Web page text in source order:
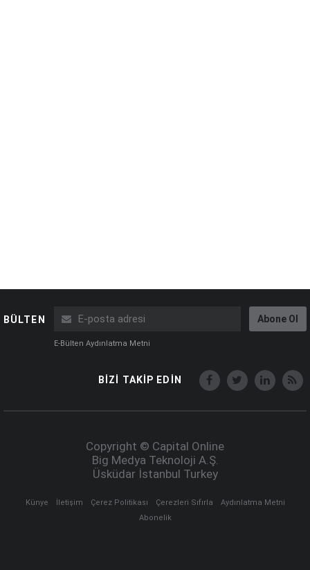
BÜLTEN Abone Ol
E-Bülten Aydınlatma Metni
BİZİ TAKİP EDİN
Copyright © Capital Online
Big Medya Teknoloji A.Ş.
Üsküdar İstanbul Turkey
Künye İletişim Çerez Politikası Çerezleri Sıfırla
Aydınlatma Metni
Abonelik